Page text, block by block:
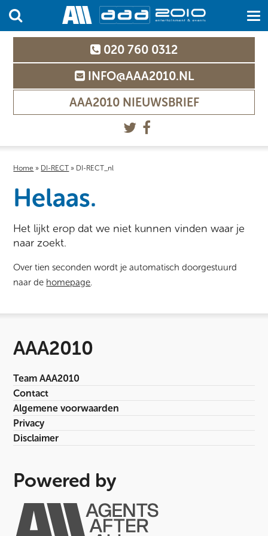
020 760 0312
INFO@AAA2010.NL
AAA2010 NIEUWSBRIEF
Home » DI-RECT » DI-RECT_nl
Helaas.
Het lijkt erop dat we niet kunnen vinden waar je
naar zoekt.
Over tien seconden wordt je automatisch doorgestuurd
naar de homepage.
AAA2010
Team AAA2010
Contact
Algemene voorwaarden
Privacy
Disclaimer
Powered by